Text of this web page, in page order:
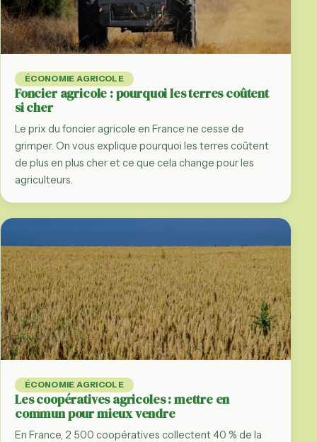
ÉCONOMIE AGRICOLE
Foncier agricole : pourquoi les terres coûtent
si cher
Le prix du foncier agricole en France ne cesse de
grimper. On vous explique pourquoi les terres coûtent
de plus en plus cher et ce que cela change pour les
agriculteurs.
ÉCONOMIE AGRICOLE
Les coopératives agricoles : mettre en
commun pour mieux vendre
En France, 2 500 coopératives collectent 40 % de la